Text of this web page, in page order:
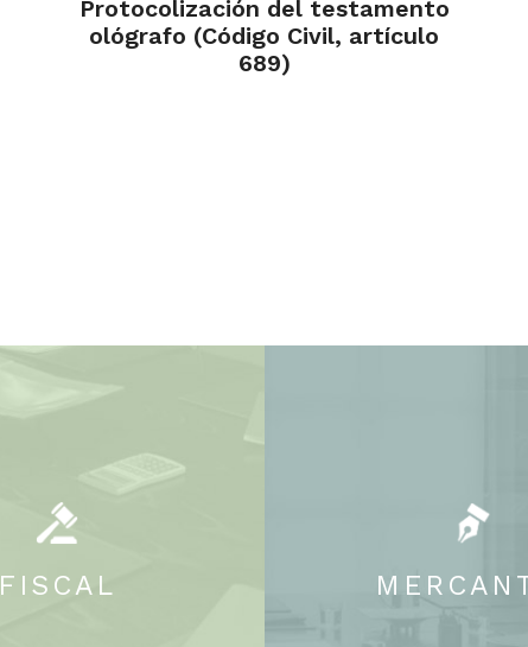
Protocolización del testamento
ológrafo (Código Civil, artículo
689)
FISCAL